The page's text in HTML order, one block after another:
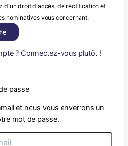
d'un droit d'accès, de rectification et
nominatives vous concernant.
? Connectez-vous plutôt !
passe
et nous vous enverrons un
mot de passe.